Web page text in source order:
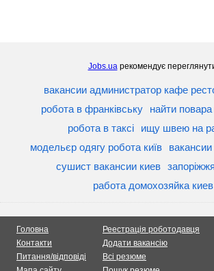
Jobs.uaрекомендує
вакансии администратор кафе
робота в франківську
найти
робота в таксі
ищу швею на
модельєр одягу робота київ
сушист вакансии киев
работа домохозяйка киев
Головна
Контакти
Питання/відповіді
Реестрація роботодавця
Додати вакансію
Всі резюме